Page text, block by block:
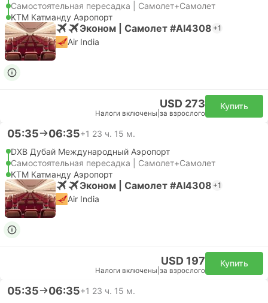
Самостоятельная пересадка | Самолет+Самолет
KTM Катманду Аэропорт
Эконом | Самолет #AI4308 +1
Air India
USD 273
Налоги включены за взрослого
Купить
05:35 06:35+1 23 ч. 15 м.
DXB Дубай Международный Аэропорт
Самостоятельная пересадка | Самолет+Самолет
KTM Катманду Аэропорт
Эконом | Самолет #AI4308 +1
Air India
USD 197
Налоги включены за взрослого
Купить
05:35 06:35+1 23 ч. 15 м.